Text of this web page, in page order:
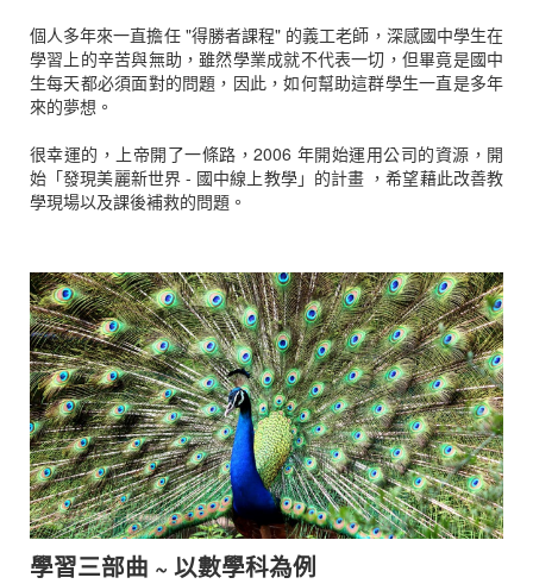
個人多年來一直擔任 "得勝者課程" 的義工老師，深感國中學生在
學習上的辛苦與無助，雖然學業成就不代表一切，但畢竟是國中
生每天都必須面對的問題，因此，如何幫助這群學生一直是多年
來的夢想。
很幸運的，上帝開了一條路，2006 年開始運用公司的資源，開
始「發現美麗新世界 - 國中線上教學」的計畫 ，希望藉此改善教
學現場以及課後補救的問題。
學習三部曲 ~ 以數學科為例